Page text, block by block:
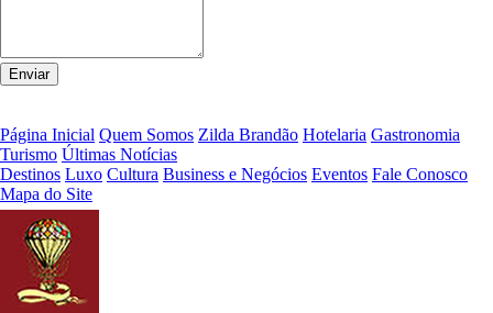
Página Inicial Quem Somos Zilda Brandão Hotelaria Gastronomia
Turismo Últimas Notícias
Destinos Luxo Cultura Business e Negócios Eventos Fale Conosco
Mapa do Site